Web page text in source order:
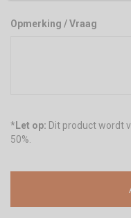
Opmerking / Vraag
* Let op: Dit product wordt
50%.